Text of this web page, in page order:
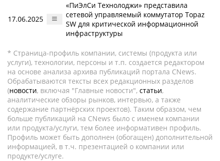
17.06.2025
«ПиЭлСи Технолоджи» представила
сетевой управляемый коммутатор Topaz
SW для критической информационной
инфраструктуры
* Страница-профиль компании, системы (продукта или
услуги), технологии, персоны и т.п. создается редактором
на основе анализа архива публикаций портала CNews.
Обрабатываются тексты всех редакционных разделов
(новости, включая "Главные новости", статьи,
аналитические обзоры рынков, интервью, а также
содержание партнёрских проектов). Таким образом, чем
больше публикаций на CNews было с именем компании
или продукта/услуги, тем более информативен профиль.
Профиль может быть дополнен (обогащен) дополнительной
информацией, в т.ч. презентацией о компании или
продукте/услуге.